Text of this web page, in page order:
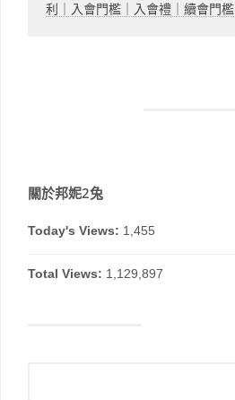
利｜入會門檻｜入會禮｜續會門檻
關於邦妮2兔
Today's Views: 1,455
Total Views: 1,129,897